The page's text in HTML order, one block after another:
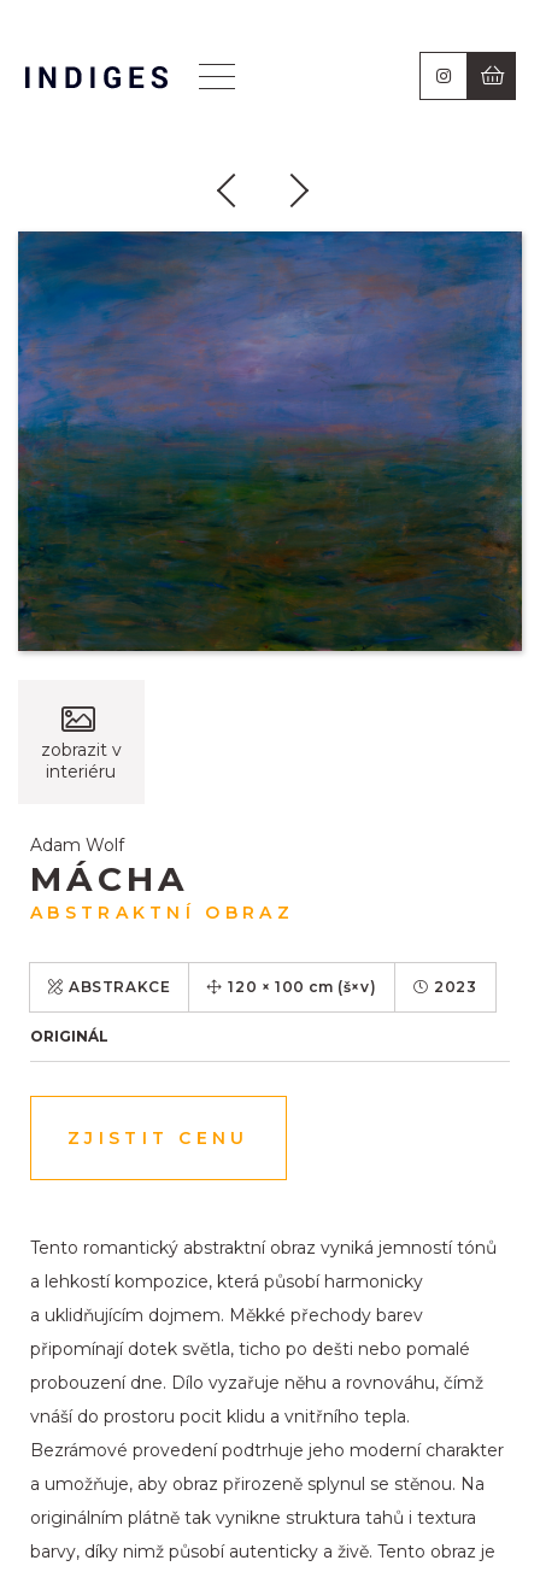
zobrazit v
interiéru
Adam Wolf
MÁCHA
ABSTRAKTNÍ OBRAZ
ABSTRAKCE 120 × 100 cm (š×v) 2023
ORIGINÁL
ZJISTIT CENU
Tento romantický abstraktní obraz vyniká jemností tónů
a lehkostí kompozice, která působí harmonicky
a uklidňujícím dojmem. Měkké přechody barev
připomínají dotek světla, ticho po dešti nebo pomalé
probouzení dne. Dílo vyzařuje něhu a rovnováhu, čímž
vnáší do prostoru pocit klidu a vnitřního tepla.
Bezrámové provedení podtrhuje jeho moderní charakter
a umožňuje, aby obraz přirozeně splynul se stěnou. Na
originálním plátně tak vynikne struktura tahů i textura
barvy, díky nimž působí autenticky a živě. Tento obraz je